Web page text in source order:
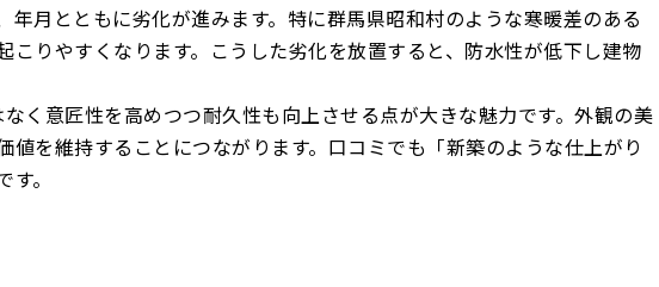
月とともに劣化が進みます。特に群馬県昭和村のような寒暖差のある
りやすくなります。こうした劣化を放置すると、防水性が低下し建物
く意匠性を高めつつ耐久性も向上させる点が大きな魅力です。外観の美
を維持することにつながります。口コミでも「新築のような仕上がり
。